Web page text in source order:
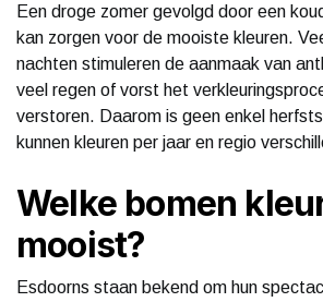
Een droge zomer gevolgd door een
kan zorgen voor de mooiste kleuren.
nachten stimuleren de aanmaak van
veel regen of vorst het
verstoren. Daarom is geen enkel
kunnen kleuren per jaar en regio
Welke bomen
mooist?
Esdoorns staan bekend om hun